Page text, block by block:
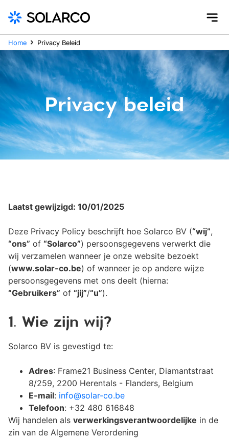
Home Privacy Beleid
Privacy beleid
Laatst gewijzigd: 10/01/2025
Deze Privacy Policy beschrijft hoe Solarco BV (“wij”,
“ons” of “Solarco”) persoonsgegevens verwerkt die
wij verzamelen wanneer je onze website bezoekt
(www.solar-co.be) of wanneer je op andere wijze
persoonsgegevens met ons deelt (hierna:
“Gebruikers” of “jij”/“u”).
1. Wie zijn wij?
Solarco BV is gevestigd te:
Adres: Frame21 Business Center, Diamantstraat
8/259, 2200 Herentals - Flanders, Belgium
E-mail: info@solar-co.be
Telefoon: +32 480 616848
Wij handelen als verwerkingsverantwoordelijke in de
zin van de Algemene Verordening